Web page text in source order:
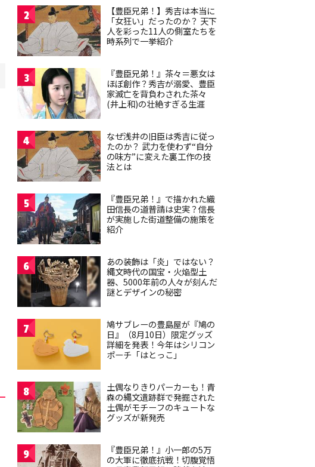
2
【豊臣兄弟！】秀吉は本当に
「女狂い」だったのか？ 天下
人を彩った11人の側室たちを
時系列で一挙紹介
3
『豊臣兄弟！』茶々＝悪女は
ほぼ創作？秀吉が溺愛、豊臣
家滅亡を背負わされた茶々
(井上和)の壮絶すぎる生涯
4
なぜ浅井の旧臣は秀吉に従っ
たのか？ 武力を使わず“自分
の味方”に変えた裏工作の技
法とは
5
『豊臣兄弟！』で描かれた織
田信長の道普請は史実？信長
が実施した街道整備の施策を
紹介
6
あの装飾は「炎」ではない？
縄文時代の国宝・火焔型土
器、5000年前の人々が刻んだ
謎とデザインの秘密
7
鳩サブレーの豊島屋が『鳩の
日』（8月10日）限定グッズ
詳細を発表！今年はシリコン
ポーチ「はとっこ」
8
土偶なりきりパーカーも！青
森の縄文遺跡群で発掘された
土偶がモチーフのキュートな
グッズが新発売
9
『豊臣兄弟！』小一郎の5万
の大軍に徹底抗戦！切腹覚悟